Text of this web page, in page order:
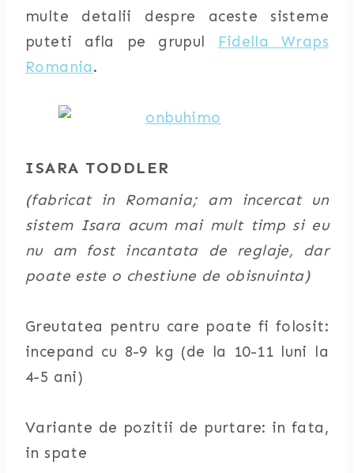
multe detalii despre aceste sisteme
puteti afla pe grupul
Fidella Wraps
Romania.
ISARA TODDLER
(fabricat in Romania; am incercat un
sistem Isara acum mai mult timp si eu
nu am fost incantata de reglaje, dar
poate este o chestiune de obisnuinta)
Greutatea pentru care poate fi folosit:
incepand cu 8-9 kg (de la 10-11 luni la
4-5 ani)
Variante de pozitii de purtare: in fata,
in spate